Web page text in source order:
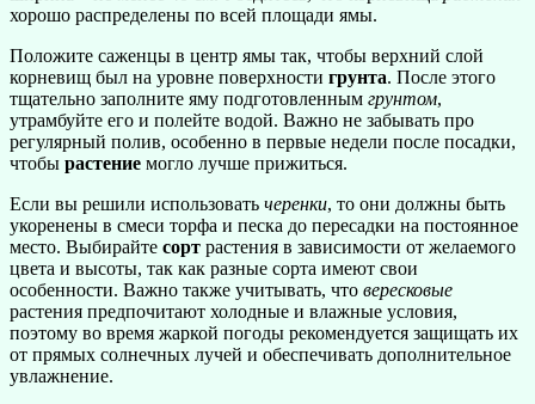
хорошо распределены по всей площади ямы.
Положите саженцы в центр ямы так, чтобы верхний слой
корневищ был на уровне поверхности грунта. После этого
тщательно заполните яму подготовленным грунтом,
утрамбуйте его и полейте водой. Важно не забывать про
регулярный полив, особенно в первые недели после посадки,
чтобы растение могло лучше прижиться.
Если вы решили использовать черенки, то они должны быть
укоренены в смеси торфа и песка до пересадки на постоянное
место. Выбирайте сорт растения в зависимости от желаемого
цвета и высоты, так как разные сорта имеют свои
особенности. Важно также учитывать, что вересковые
растения предпочитают холодные и влажные условия,
поэтому во время жаркой погоды рекомендуется защищать их
от прямых солнечных лучей и обеспечивать дополнительное
увлажнение.